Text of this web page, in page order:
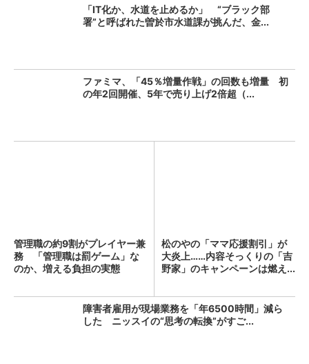
「IT化か、水道を止めるか」 “ブラック部
署”と呼ばれた曽於市水道課が挑んだ、金...
ファミマ、「45％増量作戦」の回数も増量 初
の年2回開催、5年で売り上げ2倍超（...
管理職の約9割がプレイヤー兼
務 「管理職は罰ゲーム」な
のか、増える負担の実態
松のやの「ママ応援割引」が
大炎上……内容そっくりの「吉
野家」のキャンペーンは燃え...
障害者雇用が現場業務を「年6500時間」減ら
した ニッスイの“思考の転換”がすご...